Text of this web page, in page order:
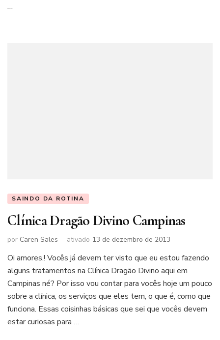
…
SAINDO DA ROTINA
Clínica Dragão Divino Campinas
por Caren Sales ativado 13 de dezembro de 2013
Oi amores.! Vocês já devem ter visto que eu estou fazendo
alguns tratamentos na Clínica Dragão Divino aqui em
Campinas né? Por isso vou contar para vocês hoje um pouco
sobre a clínica, os serviços que eles tem, o que é, como que
funciona. Essas coisinhas básicas que sei que vocês devem
estar curiosas para …